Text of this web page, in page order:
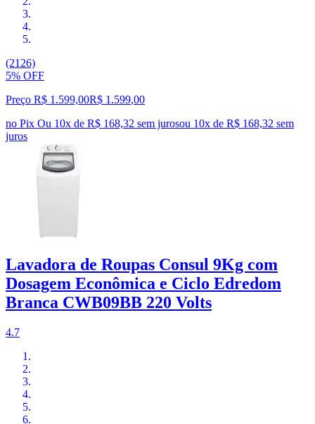
(2126)
5% OFF
Preço R$ 1.599,00R$ 1.599,00
no Pix Ou 10x de R$ 168,32 sem jurosou 10x de R$ 168,32 sem
juros
Lavadora de Roupas Consul 9Kg com
Dosagem Econômica e Ciclo Edredom
Branca CWB09BB 220 Volts
4.7